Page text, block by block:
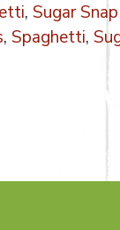
, Sugar Snap
, Spaghetti,